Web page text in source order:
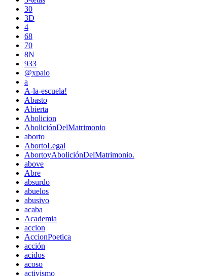
30
3D
4
68
70
8N
933
@xpaio
a
A-la-escuela!
Abasto
Abierta
Abolicion
AboliciónDelMatrimonio
aborto
AbortoLegal
AbortoyAboliciónDelMatrimonio.
above
Abre
absurdo
abuelos
abusivo
acaba
Academia
accion
AccionPoetica
acción
acidos
acoso
activismo